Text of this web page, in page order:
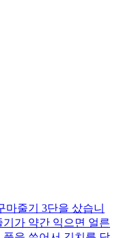
줄기 3단을 샀습니
가 약간 익으면 얼른